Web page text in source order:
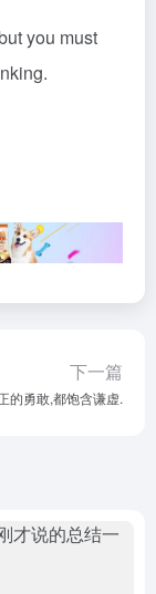
you must
下一篇
的勇敢,都饱含谦虚.